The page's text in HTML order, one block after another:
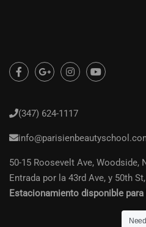
(347) 624-1117
50-15 Roosevelt Ave, Woodside,
Entrada por la 43rd Ave, y 50th St,
Estacionamiento disponible